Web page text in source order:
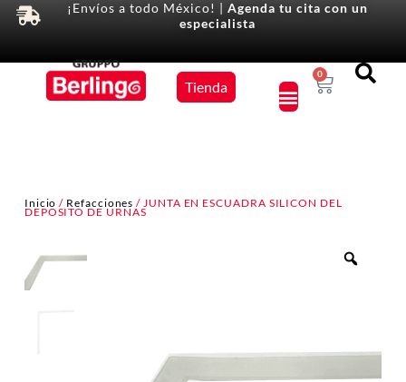
¡Envíos a todo México! | Agenda tu cita con un
especialista
Tienda
0
Inicio / Refacciones / JUNTA EN ESCUADRA SILICON DEL
DEPOSITO DE URNAS